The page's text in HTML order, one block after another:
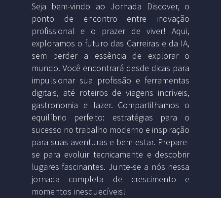
Seja bem-vindo ao Jornada Discover, o
ponto de encontro entre inovação
profissional e o prazer de viver! Aqui,
exploramos o futuro das Carreiras e da IA,
sem perder a essência de explorar o
mundo. Você encontrará desde dicas para
impulsionar sua profissão e ferramentas
digitais, até roteiros de viagens incríveis,
gastronomia e lazer. Compartilhamos o
equilíbrio perfeito: estratégias para o
sucesso no trabalho moderno e inspiração
para suas aventuras e bem-estar. Prepare-
se para evoluir tecnicamente e descobrir
lugares fascinantes. Junte-se a nós nessa
jornada completa de crescimento e
momentos inesquecíveis!